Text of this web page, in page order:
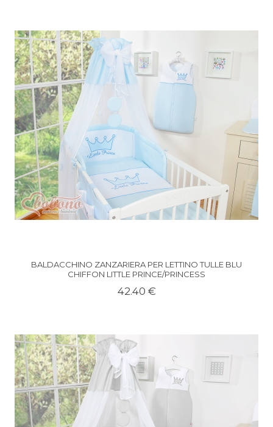
BALDACCHINO ZANZARIERA PER LETTINO TULLE BLU
CHIFFON LITTLE PRINCE/PRINCESS
42.40 €